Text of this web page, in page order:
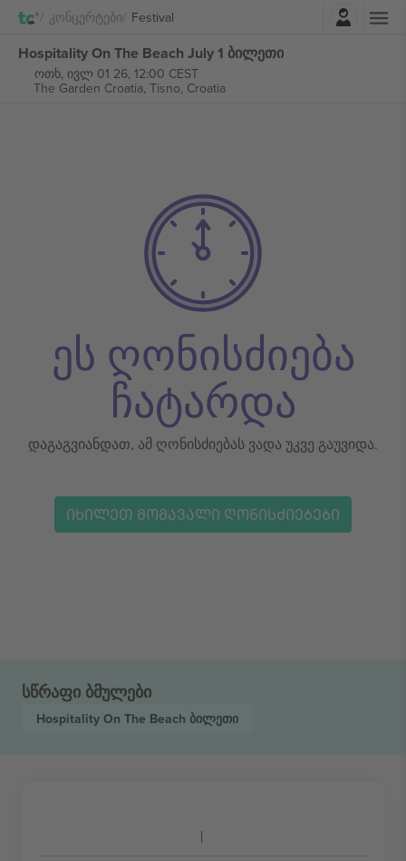
Კონცერტები Festival
Hospitality On The Beach July 1 ბილეთი
ოთხ, ივლ 01 26, 12:00 CEST
The Garden Croatia, Tisno, Croatia
ეს ღონისძიება
ჩატარდა
დაგაგვიანდათ, ამ ღონისძიებას ვადა უკვე გაუვიდა.
ᲘᲮᲘᲚᲔᲗ ᲛᲝᲛᲐᲕᲐᲚᲘ ᲦᲝᲜᲘᲡᲫᲘᲔᲑᲔᲑᲘ
სწრაფი ბმულები
Hospitality On The Beach ბილეთი